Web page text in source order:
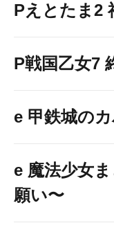
Pえとたま2
P戦国乙女7
e 甲鉄城の
e 魔法少女
願い〜